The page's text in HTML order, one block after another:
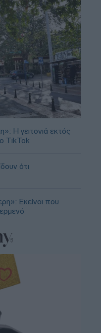
H γειτονιά εκτός
TikTok
ότι
Εκείνοι που